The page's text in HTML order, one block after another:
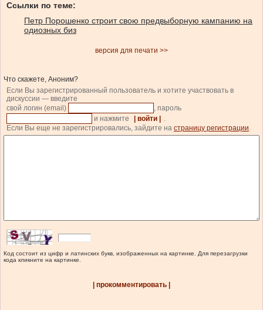
Ссылки по теме:
Петр Порошенко строит свою предвыборную кампанию на
одиозных биз
версия для печати >>
Что скажете, Аноним?
Если Вы зарегистрированный пользователь и хотите участвовать в
дискуссии — введите
свой логин (email)
, пароль
и нажмите
| войти |
.
Если Вы еще не зарегистрировались, зайдите на страницу регистрации.
Код состоит из цифр и латинских букв, изображенных на картинке. Для перезагрузки
кода кликните на картинке.
| прокомментировать |